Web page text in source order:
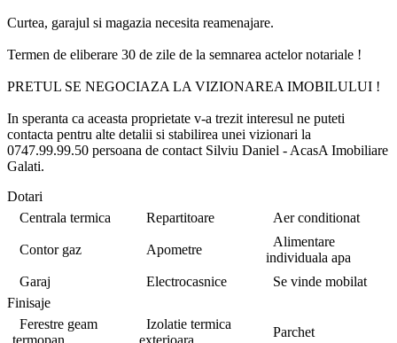
Curtea, garajul si magazia necesita reamenajare.
Termen de eliberare 30 de zile de la semnarea actelor notariale !
PRETUL SE NEGOCIAZA LA VIZIONAREA IMOBILULUI !
In speranta ca aceasta proprietate v-a trezit interesul ne puteti
contacta pentru alte detalii si stabilirea unei vizionari la
0747.99.99.50 persoana de contact Silviu Daniel - AcasA Imobiliare
Galati.
Dotari
Centrala termica
Repartitoare Aer conditionat
Contor gaz Apometre
Alimentare
individuala apa
Garaj
Electrocasnice
Se vinde mobilat
Finisaje
Ferestre geam
Izolatie termica
Parchet